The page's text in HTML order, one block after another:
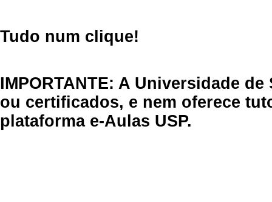
Tudo num clique!
IMPORTANTE: A Universidade
ou certificados, e nem oferece
plataforma e-Aulas USP.